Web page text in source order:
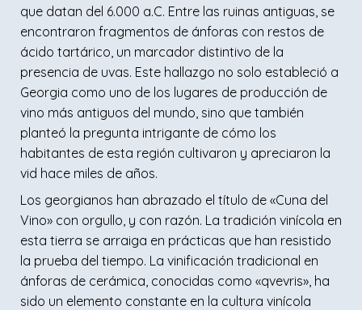
que datan del 6.000 a.C. Entre las ruinas antiguas, se
encontraron fragmentos de ánforas con restos de
ácido tartárico, un marcador distintivo de la
presencia de uvas. Este hallazgo no solo estableció a
Georgia como uno de los lugares de producción de
vino más antiguos del mundo, sino que también
planteó la pregunta intrigante de cómo los
habitantes de esta región cultivaron y apreciaron la
vid hace miles de años.
Los georgianos han abrazado el título de «Cuna del
Vino» con orgullo, y con razón. La tradición vinícola en
esta tierra se arraiga en prácticas que han resistido
la prueba del tiempo. La vinificación tradicional en
ánforas de cerámica, conocidas como «qvevris», ha
sido un elemento constante en la cultura vinícola